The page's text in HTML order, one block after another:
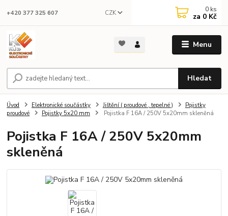
Menu
CZK
Hledat
+420 377 325 607 0 ks
za 0 Kč
Úvod Elektronické součástky Jištění ( proudové , tepelné )
Pojistky
proudové
Pojistky 5x20 mm Pojistka F 16A / 250V 5x20mm skleněná
Pojistka F 16A / 250V 5x20mm
skleněná